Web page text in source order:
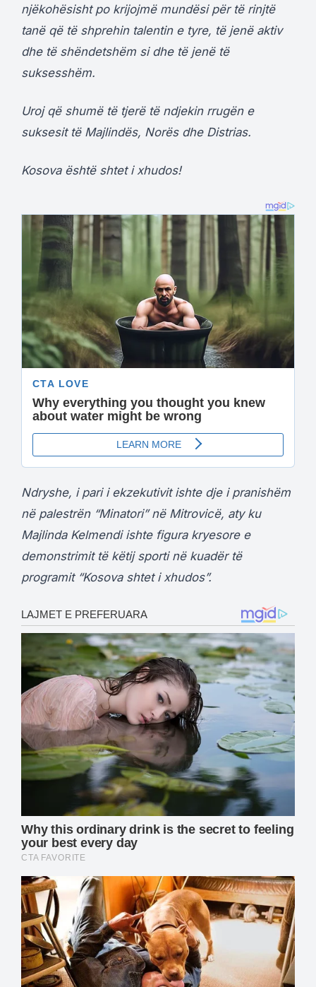
njëkohësisht po krijojmë mundësi për të rinjtë
tanë që të shprehin talentin e tyre, të jenë aktiv
dhe të shëndetshëm si dhe të jenë të
suksesshëm.
Uroj që shumë të tjerë të ndjekin rrugën e
suksesit të Majlindës, Norës dhe Distrias.
Kosova është shtet i xhudos!
Ndryshe, i pari i ekzekutivit ishte dje i pranishëm
në palestrën “Minatori” në Mitrovicë, aty ku
Majlinda Kelmendi ishte figura kryesore e
demonstrimit të këtij sporti në kuadër të
programit “Kosova shtet i xhudos”.